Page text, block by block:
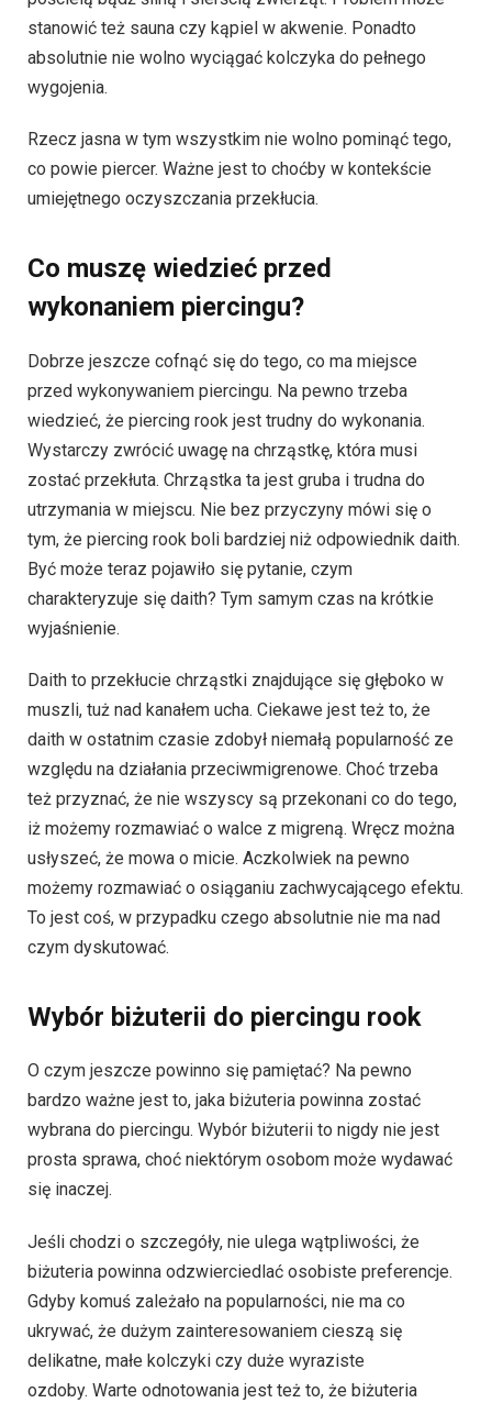
stanowić też sauna czy kąpiel w akwenie. Ponadto
absolutnie nie wolno wyciągać kolczyka do pełnego
wygojenia.
Rzecz jasna w tym wszystkim nie wolno pominąć tego,
co powie piercer. Ważne jest to choćby w kontekście
umiejętnego oczyszczania przekłucia.
Co muszę wiedzieć przed
wykonaniem piercingu?
Dobrze jeszcze cofnąć się do tego, co ma miejsce
przed wykonywaniem piercingu. Na pewno trzeba
wiedzieć, że piercing rook jest trudny do wykonania.
Wystarczy zwrócić uwagę na chrząstkę, która musi
zostać przekłuta. Chrząstka ta jest gruba i trudna do
utrzymania w miejscu. Nie bez przyczyny mówi się o
tym, że piercing rook boli bardziej niż odpowiednik daith.
Być może teraz pojawiło się pytanie, czym
charakteryzuje się daith? Tym samym czas na krótkie
wyjaśnienie.
Daith to przekłucie chrząstki znajdujące się głęboko w
muszli, tuż nad kanałem ucha. Ciekawe jest też to, że
daith w ostatnim czasie zdobył niemałą popularność ze
względu na działania przeciwmigrenowe. Choć trzeba
też przyznać, że nie wszyscy są przekonani co do tego,
iż możemy rozmawiać o walce z migreną. Wręcz można
usłyszeć, że mowa o micie. Aczkolwiek na pewno
możemy rozmawiać o osiąganiu zachwycającego efektu.
To jest coś, w przypadku czego absolutnie nie ma nad
czym dyskutować.
Wybór biżuterii do piercingu rook
O czym jeszcze powinno się pamiętać? Na pewno
bardzo ważne jest to, jaka biżuteria powinna zostać
wybrana do piercingu. Wybór biżuterii to nigdy nie jest
prosta sprawa, choć niektórym osobom może wydawać
się inaczej.
Jeśli chodzi o szczegóły, nie ulega wątpliwości, że
biżuteria powinna odzwierciedlać osobiste preferencje.
Gdyby komuś zależało na popularności, nie ma co
ukrywać, że dużym zainteresowaniem cieszą się
delikatne, małe kolczyki czy duże wyraziste
ozdoby. Warte odnotowania jest też to, że biżuteria